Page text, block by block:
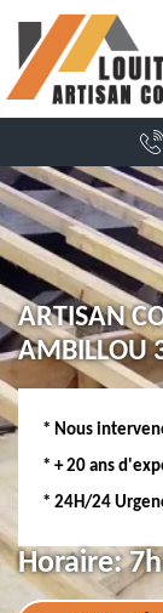
ARTISAN
AMBILLOU
* Nous
* + 20 ans
* 24H/24
Horaire: